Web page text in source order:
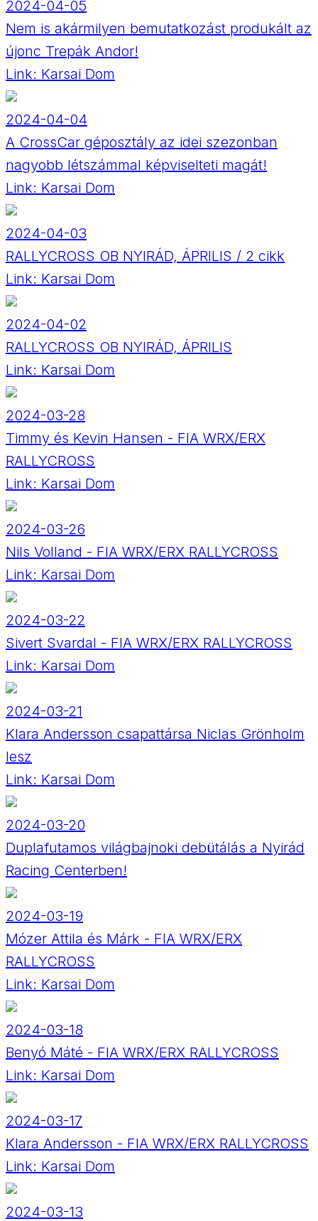
2024-04-05
Nem is akármilyen bemutatkozást produkált az
újonc Trepák Andor!
Link: Karsai Dom
2024-04-04
A CrossCar géposztály az idei szezonban
nagyobb létszámmal képviselteti magát!
Link: Karsai Dom
2024-04-03
RALLYCROSS OB NYIRÁD, ÁPRILIS / 2 cikk
Link: Karsai Dom
2024-04-02
RALLYCROSS OB NYIRÁD, ÁPRILIS
Link: Karsai Dom
2024-03-28
Timmy és Kevin Hansen - FIA WRX/ERX
RALLYCROSS
Link: Karsai Dom
2024-03-26
Nils Volland - FIA WRX/ERX RALLYCROSS
Link: Karsai Dom
2024-03-22
Sivert Svardal - FIA WRX/ERX RALLYCROSS
Link: Karsai Dom
2024-03-21
Klara Andersson csapattársa Niclas Grönholm
lesz
Link: Karsai Dom
2024-03-20
Duplafutamos világbajnoki debütálás a Nyirád
Racing Centerben!
2024-03-19
Mózer Attila és Márk - FIA WRX/ERX
RALLYCROSS
Link: Karsai Dom
2024-03-18
Benyó Máté - FIA WRX/ERX RALLYCROSS
Link: Karsai Dom
2024-03-17
Klara Andersson - FIA WRX/ERX RALLYCROSS
Link: Karsai Dom
2024-03-13